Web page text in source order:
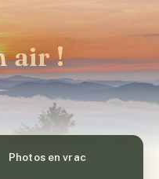
air !
Photos en vrac